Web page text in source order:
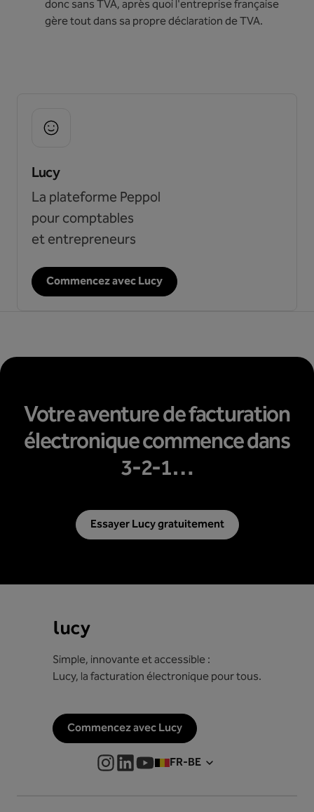
donc sans TVA, après quoi l'entreprise française
gère tout dans sa propre déclaration de TVA.
Lucy
La plateforme Peppol
pour comptables
et entrepreneurs
Commencez avec Lucy
Votre aventure de facturation
électronique commence dans
3-2-1…
Essayer Lucy gratuitement
Simple, innovante et accessible :
Lucy, la facturation électronique pour tous.
Commencez avec Lucy
FR-BE